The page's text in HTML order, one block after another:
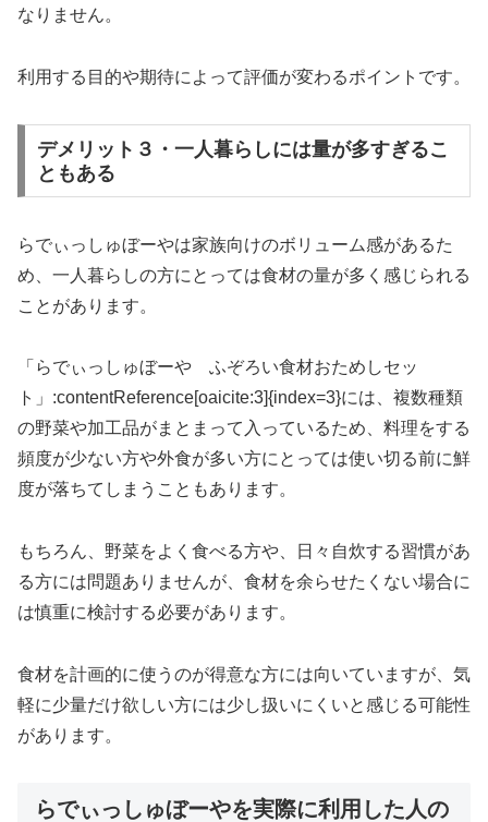
なりません。
利用する目的や期待によって評価が変わるポイントです。
デメリット３・一人暮らしには量が多すぎるこ
ともある
らでぃっしゅぼーやは家族向けのボリューム感があるた
め、一人暮らしの方にとっては食材の量が多く感じられる
ことがあります。
「らでぃっしゅぼーや ふぞろい食材おためしセッ
ト」:contentReference[oaicite:3]{index=3}には、複数種類
の野菜や加工品がまとまって入っているため、料理をする
頻度が少ない方や外食が多い方にとっては使い切る前に鮮
度が落ちてしまうこともあります。
もちろん、野菜をよく食べる方や、日々自炊する習慣があ
る方には問題ありませんが、食材を余らせたくない場合に
は慎重に検討する必要があります。
食材を計画的に使うのが得意な方には向いていますが、気
軽に少量だけ欲しい方には少し扱いにくいと感じる可能性
があります。
らでぃっしゅぼーやを実際に利用した人の